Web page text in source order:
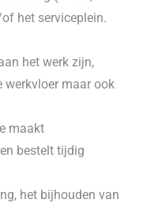
het serviceplein.
het werk zijn,
werkvloer maar ook
maakt
bestelt tijdig
het bijhouden van